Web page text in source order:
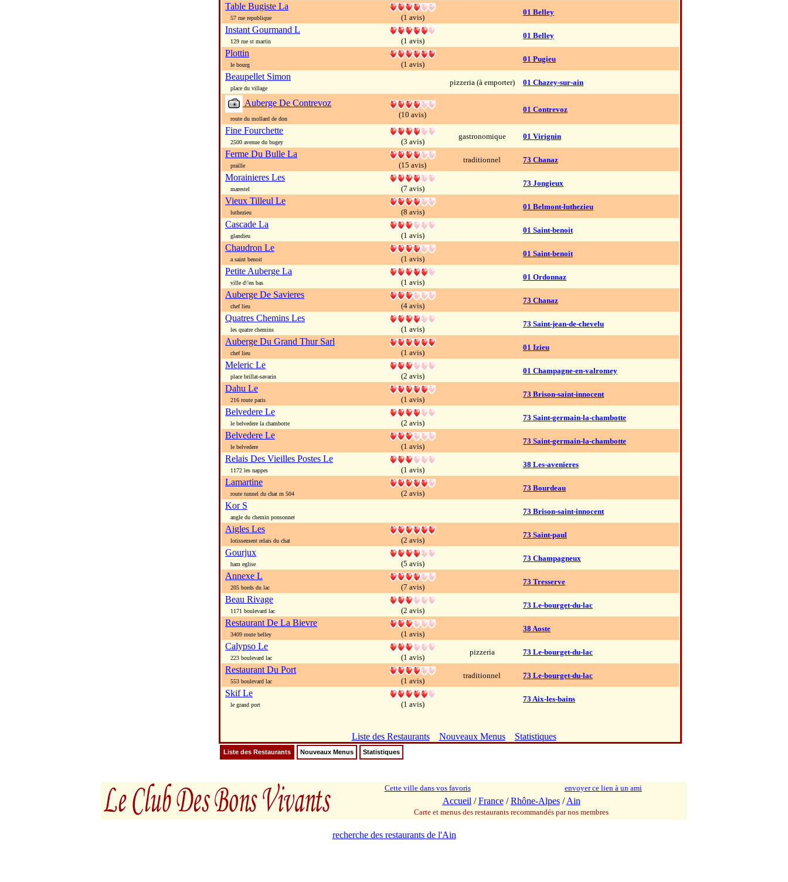
Table Bugiste La
57 rue republique (1 avis)
01 Belley
Instant Gourmand L
129 rue st martin (1 avis)
01 Belley
Plottin
le bourg (1 avis)
01 Pugieu
Beaupellet Simon
place du village
pizzeria (à emporter) 01 Chazey-sur-ain
Auberge De Contrevoz
route du mollard de don (10 avis)
01 Contrevoz
Fine Fourchette
2500 avenue du bugey (3 avis)
gastronomique 01 Virignin
Ferme Du Bulle La
praille (15 avis)
traditionnel 73 Chanaz
Morainieres Les
marestel (7 avis)
73 Jongieux
Vieux Tilleul Le
luthezieu (8 avis)
01 Belmont-luthezieu
Cascade La
glandieu (1 avis)
01 Saint-benoit
Chaudron Le
a saint benoit (1 avis)
01 Saint-benoit
Petite Auberge La
ville d\'en bas (1 avis)
01 Ordonnaz
Auberge De Savieres
chef lieu (4 avis)
73 Chanaz
Quatres Chemins Les
les quatre chemins (1 avis)
73 Saint-jean-de-chevelu
Auberge Du Grand Thur Sarl
chef lieu (1 avis)
01 Izieu
Meleric Le
place brillat-savarin (2 avis)
01 Champagne-en-valromey
Dahu Le
216 route paris (1 avis)
73 Brison-saint-innocent
Belvedere Le
le belvedere la chambotte (2 avis)
73 Saint-germain-la-chambotte
Belvedere Le
le belvedere (1 avis)
73 Saint-germain-la-chambotte
Relais Des Vieilles Postes Le
1172 les nappes (1 avis)
38 Les-avenieres
Lamartine
route tunnel du chat rn 504 (2 avis)
73 Bourdeau
Kor S
angle du chemin ponsonnet
73 Brison-saint-innocent
Aigles Les
lotissement relais du chat (2 avis)
73 Saint-paul
Gourjux
ham eglise (5 avis)
73 Champagneux
Annexe L
205 bords du lac (7 avis)
73 Tresserve
Beau Rivage
1171 boulevard lac (2 avis)
73 Le-bourget-du-lac
Restaurant De La Bievre
3409 route belley (1 avis)
38 Aoste
Calypso Le
223 boulevard lac (1 avis)
pizzeria 73 Le-bourget-du-lac
Restaurant Du Port
553 boulevard lac (1 avis)
traditionnel 73 Le-bourget-du-lac
Skif Le
le grand port (1 avis)
73 Aix-les-bains
Liste des Restaurants Nouveaux Menus Statistiques
Liste des Restaurants Nouveaux Menus Statistiques
Cette ville dans vos favoris envoyer ce lien à un ami
Accueil /France/Rhône-Alpes/Ain
Carte et menus des restaurants recommandés par nos membres
recherche des restaurants de l'Ain